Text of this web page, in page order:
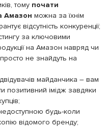
тому почати
Амазон можна за їхнім
відсутність конкуренції;
за ключовими
на Амазон навряд чи
не знайдуть на
майданчика – вам
позитивний імідж завдяки
будь-коли
відомого бренду;